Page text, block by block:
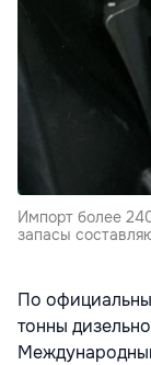
Импорт более
запасы
По
тонны